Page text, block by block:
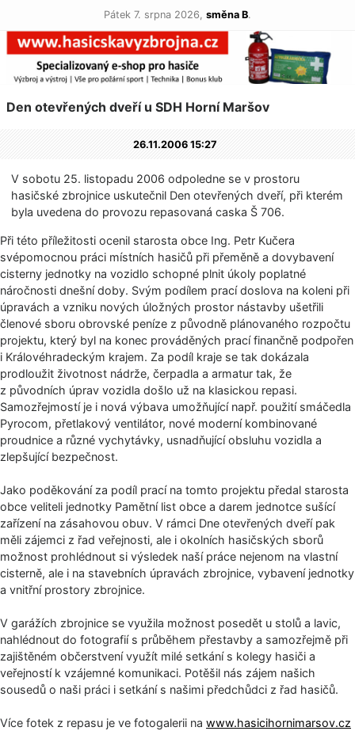
Pátek 7. srpna 2026, směna B.
Den otevřených dveří u SDH Horní Maršov
26.11.2006 15:27
V sobotu 25. listopadu 2006 odpoledne se v prostoru
hasičské zbrojnice uskutečnil Den otevřených dveří, při kterém
byla uvedena do provozu repasovaná caska Š 706.
Při této příležitosti ocenil starosta obce Ing. Petr Kučera
svépomocnou práci místních hasičů při přeměně a dovybavení
cisterny jednotky na vozidlo schopné plnit úkoly poplatné
náročnosti dnešní doby. Svým podílem prací doslova na koleni při
úpravách a vzniku nových úložných prostor nástavby ušetřili
členové sboru obrovské peníze z původně plánovaného rozpočtu
projektu, který byl na konec prováděných prací finančně podpořen
i Královéhradeckým krajem. Za podíl kraje se tak dokázala
prodloužit životnost nádrže, čerpadla a armatur tak, že
z původních úprav vozidla došlo už na klasickou repasi.
Samozřejmostí je i nová výbava umožňující např. použití smáčedla
Pyrocom, přetlakový ventilátor, nové moderní kombinované
proudnice a různé vychytávky, usnadňující obsluhu vozidla a
zlepšující bezpečnost.
Jako poděkování za podíl prací na tomto projektu předal starosta
obce veliteli jednotky Pamětní list obce a darem jednotce sušící
zařízení na zásahovou obuv. V rámci Dne otevřených dveří pak
měli zájemci z řad veřejnosti, ale i okolních hasičských sborů
možnost prohlédnout si výsledek naší práce nejenom na vlastní
cisterně, ale i na stavebních úpravách zbrojnice, vybavení jednotky
a vnitřní prostory zbrojnice.
V garážích zbrojnice se využila možnost posedět u stolů a lavic,
nahlédnout do fotografií s průběhem přestavby a samozřejmě při
zajištěném občerstvení využít milé setkání s kolegy hasiči a
veřejností k vzájemné komunikaci. Potěšil nás zájem našich
sousedů o naši práci i setkání s našimi předchůdci z řad hasičů.
Více fotek z repasu je ve fotogalerii na www.hasicihornimarsov.cz